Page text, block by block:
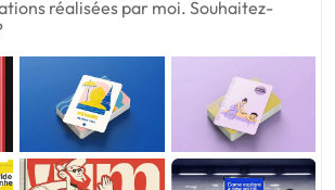
réalisées par moi. Souhaitez-